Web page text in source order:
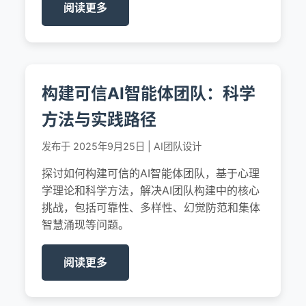
阅读更多
构建可信AI智能体团队：科学
方法与实践路径
发布于 2025年9月25日 | AI团队设计
探讨如何构建可信的AI智能体团队，基于心理
学理论和科学方法，解决AI团队构建中的核心
挑战，包括可靠性、多样性、幻觉防范和集体
智慧涌现等问题。
阅读更多